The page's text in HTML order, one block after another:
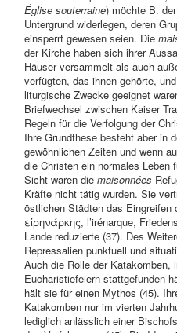
Église souterraine) möchte B.
Untergrund widerlegen, deren
einsperrt gewesen seien. Die
der Kirche haben sich ihrer
Häuser versammelt als auch
verfügten, das ihnen gehörte,
liturgische Zwecke geeignet
Briefwechsel zwischen Kaiser
Regeln für die Verfolgung der
Ihre Grundthese besteht aber in
gewöhnlichen Zeiten und wenn
die Christen ein normales Leben
Sicht waren die maisonnées
Kräfte nicht tätig wurden. Sie
östlichen Städten das Eingreifen
εἰρηνάρκης, l’irénarque,
Lande reduzierte (37). Des
Repressalien punktuell und
Auch die Rolle der Katakomben,
Eucharistiefeiern stattgefunden
hält sie für einen Mythos (45).
Katakomben nur im vierten
lediglich anlässlich einer